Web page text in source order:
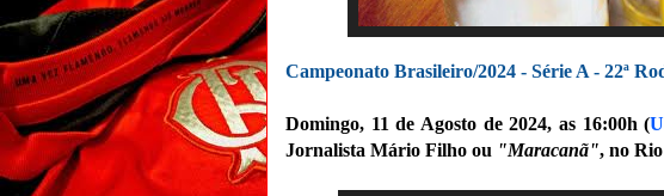
Campeonato Brasileiro/2024 - Série A - 22ª
Domingo, 11 de Agosto de 2024, as 16:00h (U
Jornalista Mário Filho ou "Maracanã", no